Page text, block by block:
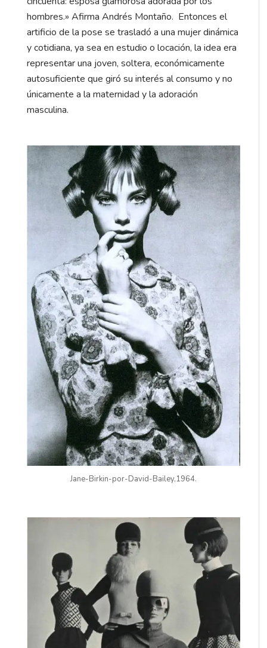
hombres.» Afirma Andrés Montaño. Entonces el
artificio de la pose se trasladó a una mujer dinámica
y cotidiana, ya sea en estudio o locación, la idea era
representar una joven, soltera, económicamente
autosuficiente que giró su interés al consumo y no
únicamente a la maternidad y la adoración
masculina.
Jane-Birkin-por-David-Bailey,1964.